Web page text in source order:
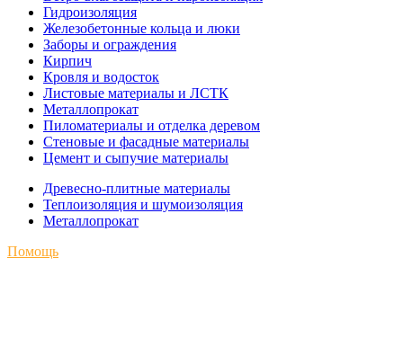
Гидроизоляция
Железобетонные кольца и люки
Заборы и ограждения
Кирпич
Кровля и водосток
Листовые материалы и ЛСТК
Металлопрокат
Пиломатериалы и отделка деревом
Стеновые и фасадные материалы
Цемент и сыпучие материалы
Древесно-плитные материалы
Теплоизоляция и шумоизоляция
Металлопрокат
Помощь